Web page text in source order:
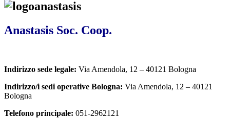
Anastasis Soc. Coop.
Indirizzo sede legale: Via Amendola, 12 – 40121 Bologna
Indirizzo/i sedi operative Bologna: Via Amendola, 12 – 40121
Bologna
Telefono principale: 051-2962121